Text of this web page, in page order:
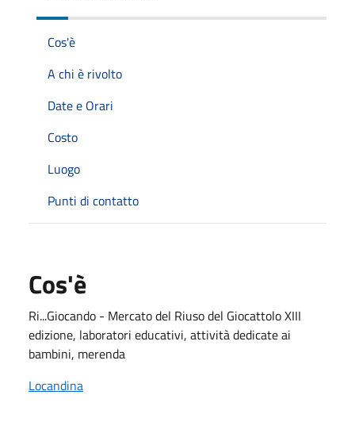
Cos'è
A chi è rivolto
Date e Orari
Costo
Luogo
Punti di contatto
Cos'è
Ri...Giocando - Mercato del Riuso del Giocattolo XIII
edizione, laboratori educativi, attività dedicate ai
bambini, merenda
Locandina